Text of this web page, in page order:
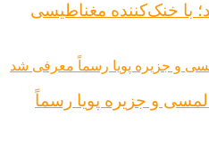
با خنک‌کننده مغناطیسی
با صفحه لمسی و جزیره پویا رسماً